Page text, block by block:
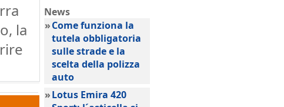
la
News
»Come funziona la
tutela obbligatoria
sulle strade e la
scelta della polizza
auto
»Lotus Emira 420